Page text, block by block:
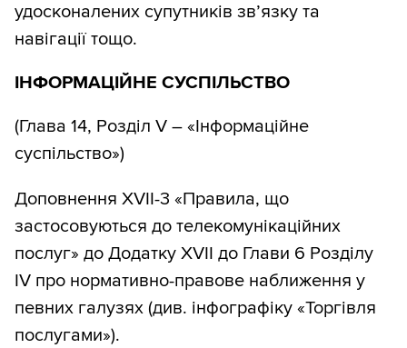
удосконалених супутників зв’язку та
навігації тощо.
ІНФОРМАЦІЙНЕ СУСПІЛЬСТВО
(Глава 14, Розділ V – «Інформаційне
суспільство»)
Доповнення XVII-3 «Правила, що
застосовуються до телекомунікаційних
послуг» до Додатку XVII до Глави 6 Розділу
IV про нормативно-правове наближення у
певних галузях (див. інфографіку «Торгівля
послугами»).